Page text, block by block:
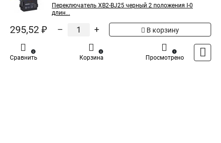
Переключатель XB2-BJ25 черный 2 положения I-0
длин...
295,52 ₽ – + В корзину
Сравнить
0
Корзина
0
Просмотрено
1